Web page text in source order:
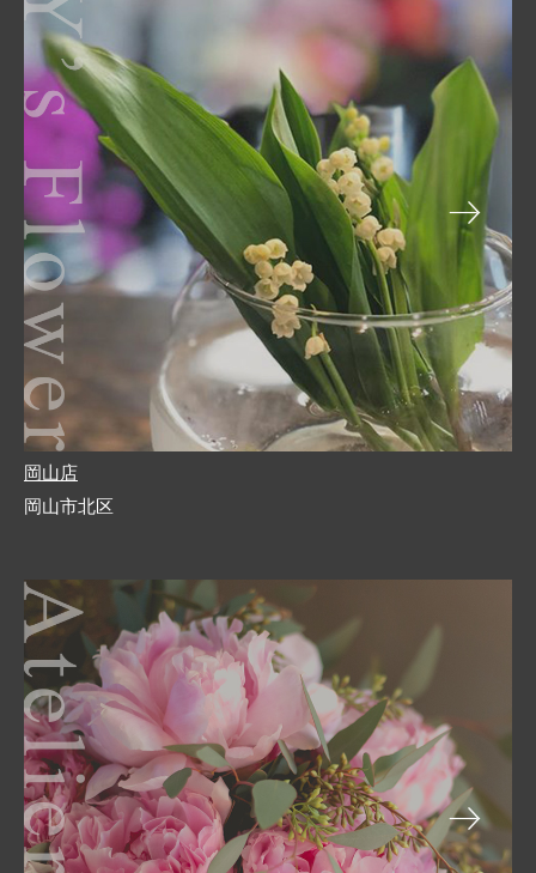
岡山店
岡山市北区